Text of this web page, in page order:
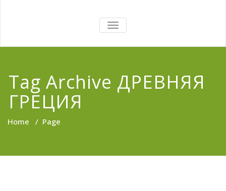
TOGGLE
NAVIGATION
Tag Archive ДРЕВНЯЯ
ГРЕЦИЯ
Home / Page